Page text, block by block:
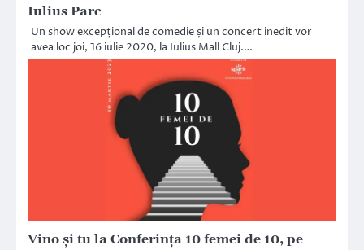
Iulius Parc
Un show excepțional de comedie și un concert inedit vor
avea loc joi, 16 iulie 2020, la Iulius Mall Cluj.…
Vino și tu la Conferința 10 femei de 10, pe